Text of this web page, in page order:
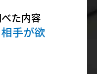
た内容
手が欲